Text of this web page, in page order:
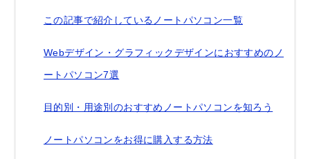
この記事で紹介しているノートパソコン一覧
Webデザイン・グラフィックデザインにおすすめのノ
ートパソコン7選
目的別・用途別のおすすめノートパソコンを知ろう
ノートパソコンをお得に購入する方法